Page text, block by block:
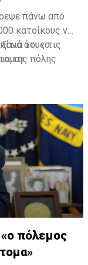
πάνω από
κατοίκους να
τους τις
της πόλης
ότι «ο
πόλεμος